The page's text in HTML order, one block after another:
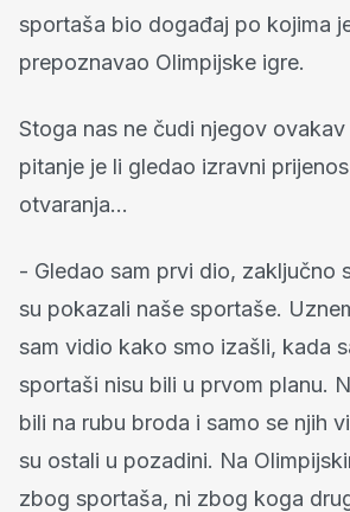
sportaša bio događaj po kojima
prepoznavao Olimpijske igre.
Stoga nas ne čudi njegov
pitanje je li gledao izravni
otvaranja...
- Gledao sam prvi dio, zaključno
su pokazali naše sportaše.
sam vidio kako smo izašli, kada
sportaši nisu bili u prvom planu.
bili na rubu broda i samo se njih
su ostali u pozadini. Na
zbog sportaša, ni zbog koga